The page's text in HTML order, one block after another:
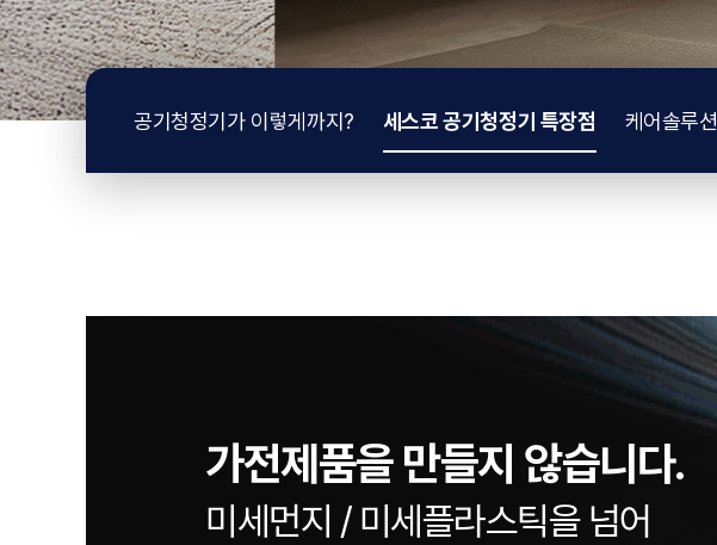
공기청정기가 이렇게까지? 세스코 공기청정기 특장점 케어솔루션
가전제품을 만들지 않습니다.
미세먼지 / 미세플라스틱을 넘어